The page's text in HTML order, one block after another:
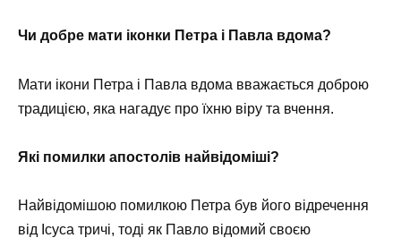
Чи добре мати іконки Петра і Павла вдома?
Мати ікони Петра і Павла вдома вважається доброю
традицією, яка нагадує про їхню віру та вчення.
Які помилки апостолів найвідоміші?
Найвідомішою помилкою Петра був його відречення
від Ісуса тричі, тоді як Павло відомий своєю